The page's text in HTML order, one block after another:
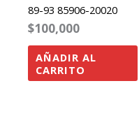
89-93 85906-20020
$100,000
AÑADIR AL
CARRITO